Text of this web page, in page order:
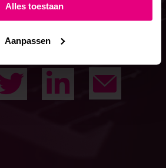
Alles toestaan
Aanpassen
HOE AI DE VINDBAARHEID
TwitterLinkedIn
Mail